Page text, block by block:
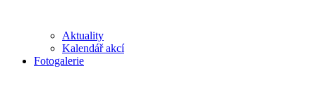
Aktuality
Kalendář akcí
Fotogalerie